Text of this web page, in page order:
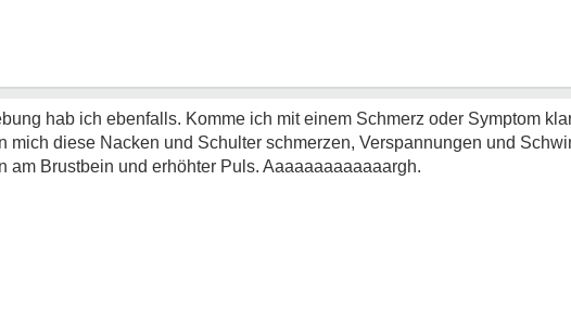
hab ich ebenfalls. Komme ich mit einem Schmerz oder Symptom
mich diese Nacken und Schulter schmerzen, Verspannungen und
am Brustbein und erhöhter Puls. Aaaaaaaaaaaaargh.